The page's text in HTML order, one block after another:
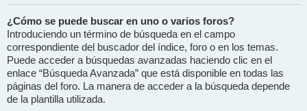
¿Cómo se puede buscar en uno o varios foros?
Introduciendo un término de búsqueda en el campo
correspondiente del buscador del índice, foro o en los temas.
Puede acceder a búsquedas avanzadas haciendo clic en el
enlace “Búsqueda Avanzada” que está disponible en todas las
páginas del foro. La manera de acceder a la búsqueda depende
de la plantilla utilizada.